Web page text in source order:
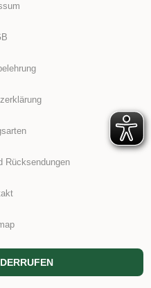
Rücksendungen